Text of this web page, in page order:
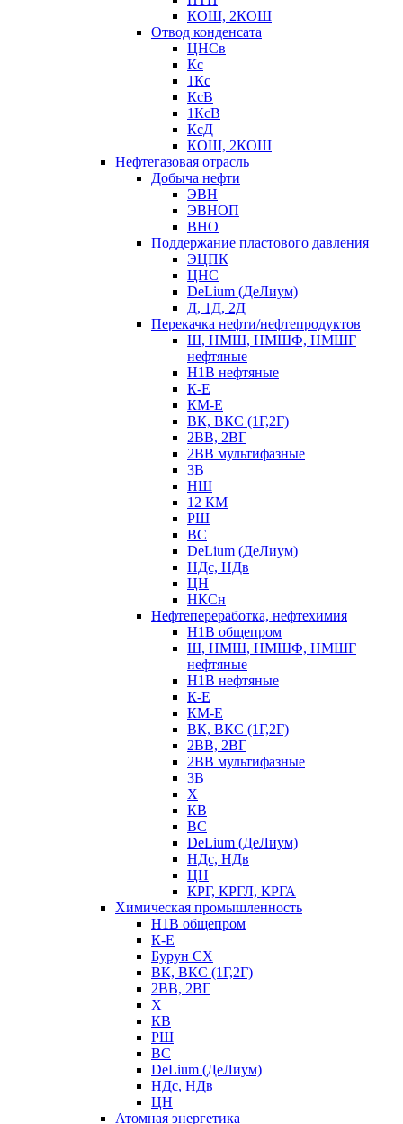
КОШ, 2КОШ
Отвод конденсата
ЦНСв
Кс
1Кс
КсВ
1КсВ
КсД
КОШ, 2КОШ
Нефтегазовая отрасль
Добыча нефти
ЭВН
ЭВНОП
ВНО
Поддержание пластового давления
ЭЦПК
ЦНС
DeLium (ДеЛиум)
Д, 1Д, 2Д
Перекачка нефти/нефтепродуктов
Ш, НМШ, НМШФ, НМШГ
нефтяные
Н1В нефтяные
К-Е
КМ-Е
ВК, ВКС (1Г,2Г)
2ВВ, 2ВГ
2ВВ мультифазные
3В
НШ
12 КМ
РШ
ВС
DeLium (ДеЛиум)
НДс, НДв
ЦН
НКСн
Нефтепереработка, нефтехимия
Н1В общепром
Ш, НМШ, НМШФ, НМШГ
нефтяные
Н1В нефтяные
К-Е
КМ-Е
ВК, ВКС (1Г,2Г)
2ВВ, 2ВГ
2ВВ мультифазные
3В
Х
КВ
ВС
DeLium (ДеЛиум)
НДс, НДв
ЦН
КРГ, КРГЛ, КРГА
Химическая промышленность
Н1В общепром
К-Е
Бурун СХ
ВК, ВКС (1Г,2Г)
2ВВ, 2ВГ
Х
КВ
РШ
ВС
DeLium (ДеЛиум)
НДс, НДв
ЦН
Атомная энергетика